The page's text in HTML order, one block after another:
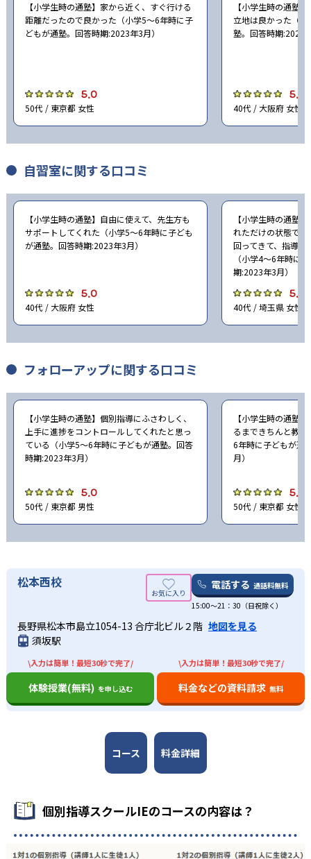
【小学生時の通塾】家から近く、すぐ行ける
距離だったので良かった（小学5〜6年時に子
どもが通塾。回答時期:2023年3月）
5.0
50代 / 東京都 女性
【小学生時の通塾
立地は良かった（
塾。回答時期:2023
5.0
40代 / 大阪府 女性
自習室に関する口コミ
【小学生時の通塾】自由に使えて、先生方も
サポートしてくれた（小学5〜6年時に子ども
が通塾。回答時期:2023年3月）
5.0
40代 / 大阪府 女性
【小学生時の通塾
れただけの状態で
回ってきて、指導
（小学4〜6年時に
期:2023年3月）
5.0
40代 / 埼玉県 女性
フォローアップに関する口コミ
【小学生時の通塾】個別指導にふさわしく、
上手に進捗をコントロールしてくれたと思っ
ている（小学5〜6年時に子どもが通塾。回答
時期:2023年3月）
5.0
50代 / 東京都 男性
【小学生時の通塾
るまできちんと教
6年時に子どもが通
月）
5.0
50代 / 東京都 女性
松本西校 電話する 通話料無料
15:00〜21：30（日祝除く）
長野県松本市島立1054-13 合庁北ビル２階 地図を見る
須坂駅
\入力は簡単！最短30秒で完了/
体験授業(無料) を申し込む
\入力は簡単！最短30秒で完了/
料金などの資料請求 無料
コース 料金詳細
個別指導スクールIEのコースの内容は？